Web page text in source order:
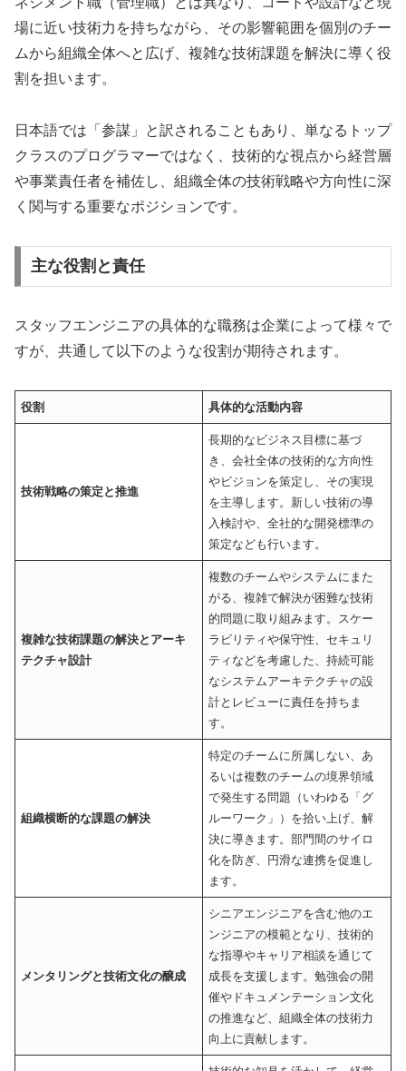
場に近い技術力を持ちながら、その影響範囲を個別のチー
ムから組織全体へと広げ、複雑な技術課題を解決に導く役
割を担います。
日本語では「参謀」と訳されることもあり、単なるトップ
クラスのプログラマーではなく、技術的な視点から経営層
や事業責任者を補佐し、組織全体の技術戦略や方向性に深
く関与する重要なポジションです。
主な役割と責任
スタッフエンジニアの具体的な職務は企業によって様々で
すが、共通して以下のような役割が期待されます。
役割 具体的な活動内容
技術戦略の策定と推進
長期的なビジネス目標に基づ
き、会社全体の技術的な方向性
やビジョンを策定し、その実現
を主導します。新しい技術の導
入検討や、全社的な開発標準の
策定なども行います。
複雑な技術課題の解決とアーキ
テクチャ設計
複数のチームやシステムにまた
がる、複雑で解決が困難な技術
的問題に取り組みます。スケー
ラビリティや保守性、セキュリ
ティなどを考慮した、持続可能
なシステムアーキテクチャの設
計とレビューに責任を持ちま
す。
組織横断的な課題の解決
特定のチームに所属しない、あ
るいは複数のチームの境界領域
で発生する問題（いわゆる「グ
ルーワーク」）を拾い上げ、解
決に導きます。部門間のサイロ
化を防ぎ、円滑な連携を促進し
ます。
メンタリングと技術文化の醸成
シニアエンジニアを含む他のエ
ンジニアの模範となり、技術的
な指導やキャリア相談を通じて
成長を支援します。勉強会の開
催やドキュメンテーション文化
の推進など、組織全体の技術力
向上に貢献します。